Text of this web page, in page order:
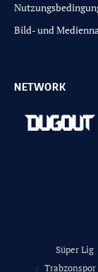
Bild- und
NETWORK
Süper Lig
Trabzonspor